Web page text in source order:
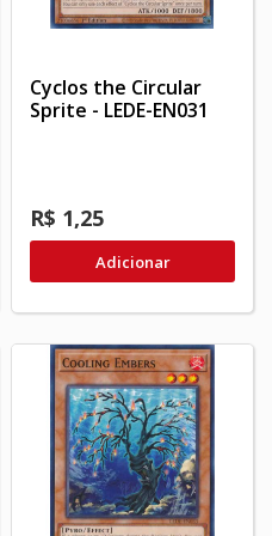
Cyclos the Circular
Sprite - LEDE-EN031
R$ 1,25
Adicionar